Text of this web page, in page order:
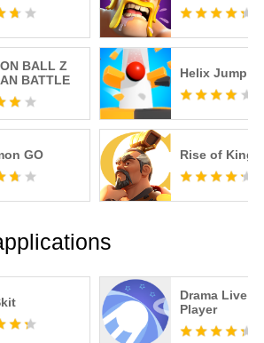
BALL Z
BATTLE
Helix Jump
GO Rise of
Drama Live |
Player